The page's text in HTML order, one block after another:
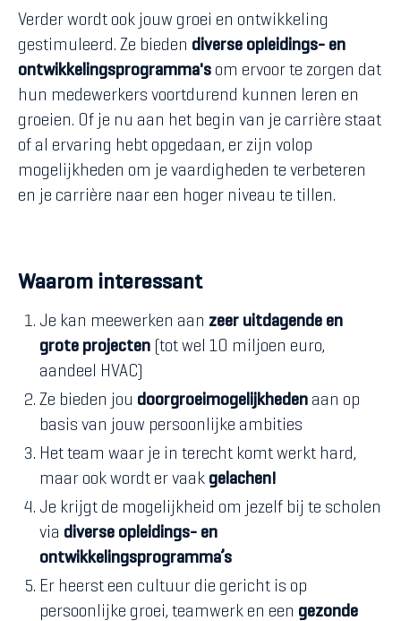
Verder wordt ook jouw groei en ontwikkeling
gestimuleerd. Ze bieden diverse opleidings- en
ontwikkelingsprogramma's om ervoor te zorgen dat
hun medewerkers voortdurend kunnen leren en
groeien. Of je nu aan het begin van je carrière staat
of al ervaring hebt opgedaan, er zijn volop
mogelijkheden om je vaardigheden te verbeteren
en je carrière naar een hoger niveau te tillen.
Waarom interessant
Je kan meewerken aan zeer uitdagende en
grote projecten (tot wel 10 miljoen euro,
aandeel HVAC)
Ze bieden jou doorgroeimogelijkheden aan op
basis van jouw persoonlijke ambities
Het team waar je in terecht komt werkt hard,
maar ook wordt er vaak gelachen!
Je krijgt de mogelijkheid om jezelf bij te scholen
via diverse opleidings- en
ontwikkelingsprogramma’s
Er heerst een cultuur die gericht is op
persoonlijke groei, teamwerk en een gezonde